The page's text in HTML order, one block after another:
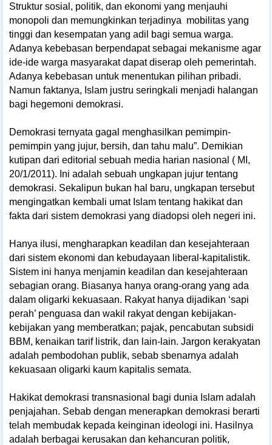
Struktur sosial, politik, dan ekonomi yang menjauhi
monopoli dan memungkinkan terjadinya mobilitas yang
tinggi dan kesempatan yang adil bagi semua warga.
Adanya kebebasan berpendapat sebagai mekanisme agar
ide-ide warga masyarakat dapat diserap oleh pemerintah.
Adanya kebebasan untuk menentukan pilihan pribadi.
Namun faktanya, Islam justru seringkali menjadi halangan
bagi hegemoni demokrasi.
Demokrasi ternyata gagal menghasilkan pemimpin-
pemimpin yang jujur, bersih, dan tahu malu”. Demikian
kutipan dari editorial sebuah media harian nasional ( MI,
20/1/2011). Ini adalah sebuah ungkapan jujur tentang
demokrasi. Sekalipun bukan hal baru, ungkapan tersebut
mengingatkan kembali umat Islam tentang hakikat dan
fakta dari sistem demokrasi yang diadopsi oleh negeri ini.
Hanya ilusi, mengharapkan keadilan dan kesejahteraan
dari sistem ekonomi dan kebudayaan liberal-kapitalistik.
Sistem ini hanya menjamin keadilan dan kesejahteraan
sebagian orang. Biasanya hanya orang-orang yang ada
dalam oligarki kekuasaan. Rakyat hanya dijadikan ‘sapi
perah’ penguasa dan wakil rakyat dengan kebijakan-
kebijakan yang memberatkan; pajak, pencabutan subsidi
BBM, kenaikan tarif listrik, dan lain-lain. Jargon kerakyatan
adalah pembodohan publik, sebab sbenarnya adalah
kekuasaan oligarki kaum kapitalis semata.
Hakikat demokrasi transnasional bagi dunia Islam adalah
penjajahan. Sebab dengan menerapkan demokrasi berarti
telah membudak kepada keinginan ideologi ini. Hasilnya
adalah berbagai kerusakan dan kehancuran politik,